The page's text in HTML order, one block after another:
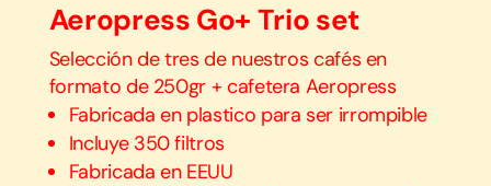
Aeropress Go+ Trio set
Selección de tres de nuestros cafés en
formato de 250gr + cafetera Aeropress
Fabricada en plastico para ser irrompible
Incluye 350 filtros
Fabricada en EEUU